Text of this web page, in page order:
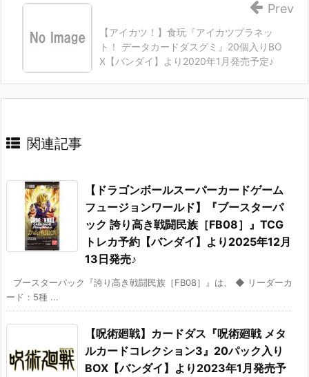
【アイカツ！】食玩『アイカツプラネッ
ト！ データカードダスグミ』20個入りBO
X【バンダイ】より2020年1月発売予定♪
Prev
関連記事
【ドラゴンボールスーパーカードゲーム
フュージョンワールド】『ブースターパ
ック 誇り高き戦闘民族［FB08］』TCG
トレカ予約【バンダイ】より2025年12月
13日発売♪
ブースターパック『誇り高き戦闘民族［FB08］』は、 ◆ リーダーカ
ード：5種 ...
【呪術廻戦】カードダス『呪術廻戦 メタ
ルカードコレクション3』20パック入り
BOX【バンダイ】より2023年1月発売予